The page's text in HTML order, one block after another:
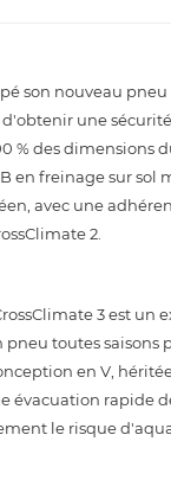
son nouveau pneu
une
% des dimensions
en freinage sur sol
avec une
2.
3 est un
pneu toutes saisons
en V,
évacuation rapide
le risque